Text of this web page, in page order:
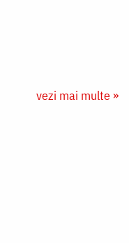
vezi mai multe »